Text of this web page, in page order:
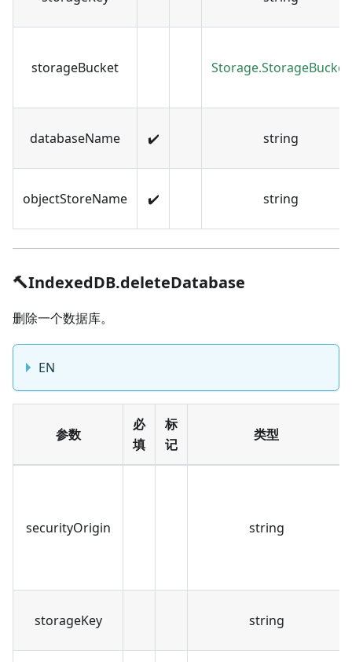
storageBucket Storage.StorageBucket
databaseName ✔️ string
objectStoreName ✔️ string
🔨IndexedDB.deleteDatabase
删除一个数据库。
EN
参数
必
填
标
记
类型
securityOrigin string
storageKey string